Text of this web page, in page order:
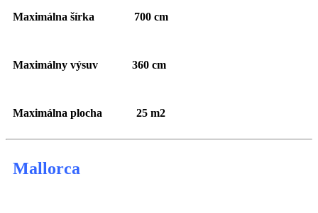
Maximálna šírka 700 cm
Maximálny výsuv 360 cm
Maximálna plocha 25 m2
Mallorca